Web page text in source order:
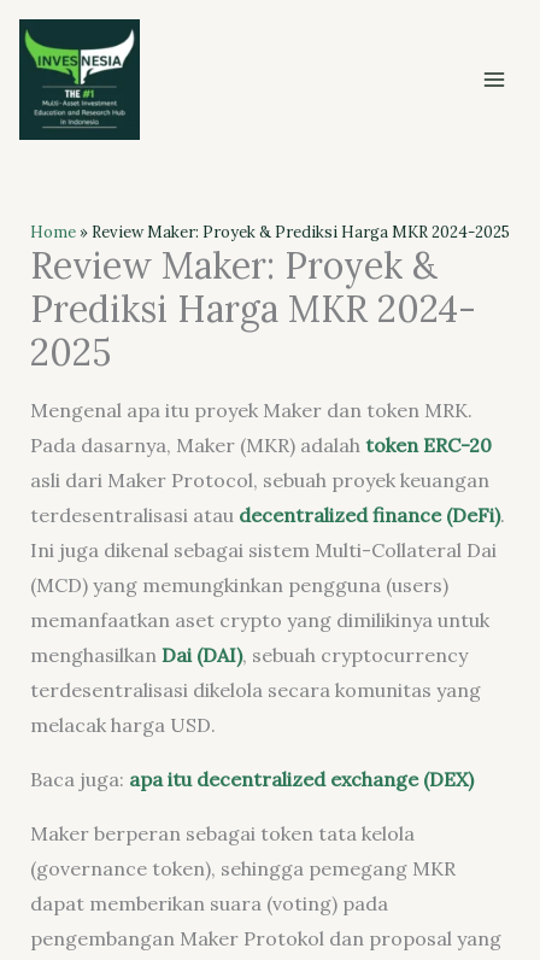
Skip
content
Home» Review Maker: Proyek & Prediksi Harga MKR 2024-2025
Review Maker: Proyek &
Prediksi Harga MKR 2024-
2025
Mengenal apa itu proyek Maker dan token MRK.
Pada dasarnya, Maker (MKR) adalah token ERC-20
asli dari Maker Protocol, sebuah proyek keuangan
terdesentralisasi atau decentralized finance (DeFi).
Ini juga dikenal sebagai sistem Multi-Collateral Dai
(MCD) yang memungkinkan pengguna (users)
memanfaatkan aset crypto yang dimilikinya untuk
menghasilkan Dai(DAI), sebuah cryptocurrency
terdesentralisasi dikelola secara komunitas yang
melacak harga USD.
Baca juga: apa itu decentralized exchange (DEX)
Maker berperan sebagai token tata kelola
(governance token), sehingga pemegang MKR
dapat memberikan suara (voting) pada
pengembangan Maker Protokol dan proposal yang